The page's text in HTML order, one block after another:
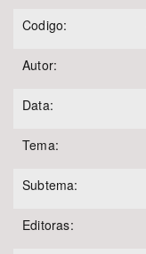
Codigo:
Autor:
Data:
Tema:
Subtema:
Editoras: